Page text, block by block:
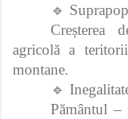
🔹
Creșterea
agricolă a
montane.
🔹
Pământul –